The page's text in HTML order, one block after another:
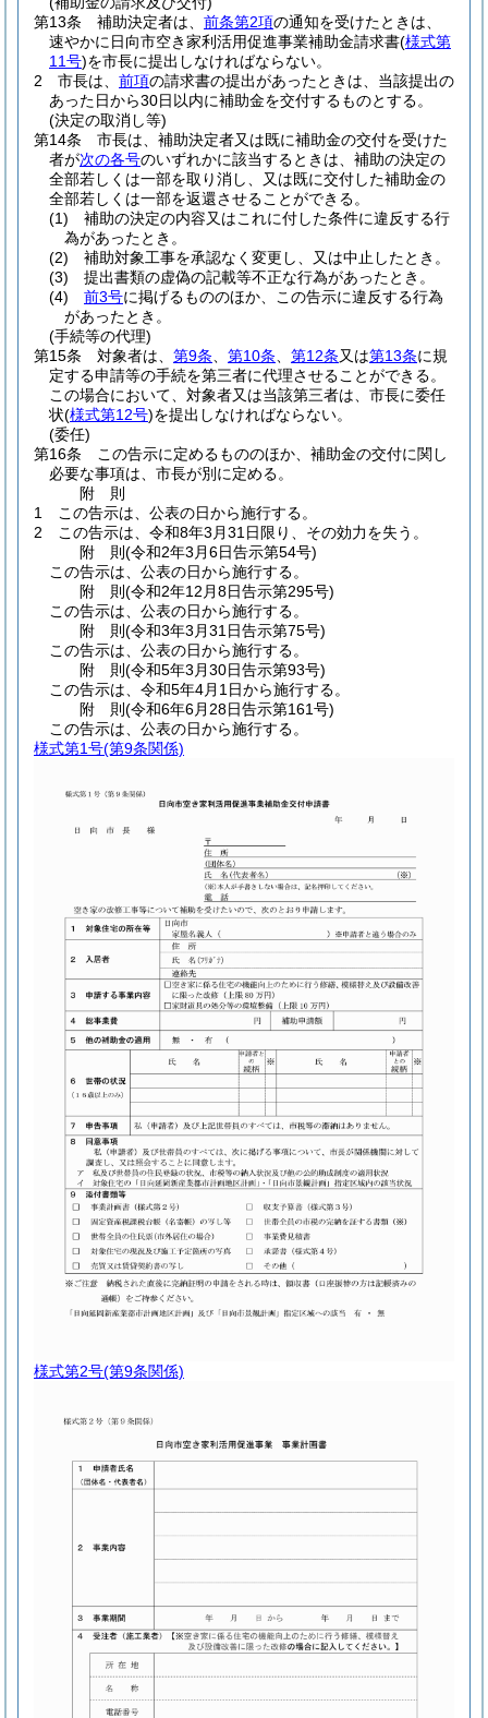
第13条
補助決定者は、 前条第2項の通知を受けたときは、
速やかに日向市空き家利活用促進事業補助金請求書(様式第
11号)を市長に提出しなければならない。
2
市長は、 前項の請求書の提出があったときは、当該提出の
あった日から30日以内に補助金を交付するものとする。
(決定の取消し等)
第14条
市長は、補助決定者又は既に補助金の交付を受けた
者が次の各号のいずれかに該当するときは、補助の決定の
全部若しくは一部を取り消し、又は既に交付した補助金の
全部若しくは一部を返還させることができる。
(1)
補助の決定の内容又はこれに付した条件に違反する行
為があったとき。
(2)
補助対象工事を承認なく変更し、又は中止したとき。
(3)
提出書類の虚偽の記載等不正な行為があったとき。
(4)
前3号に掲げるもののほか、この告示に違反する行為
があったとき。
(手続等の代理)
第15条
対象者は、 第9条 第10条 第12条又は第13条に規
定する申請等の手続を第三者に代理させることができる。
この場合において、対象者又は当該第三者は、市長に委任
状(様式第12号)を提出しなければならない。
(委任)
第16条
この告示に定めるもののほか、補助金の交付に関し
必要な事項は、市長が別に定める。
附 則
1
この告示は、公表の日から施行する。
2
この告示は、令和8年3月31日限り、その効力を失う。
附 則(令和2年3月6日告示第54号)
この告示は、公表の日から施行する。
附 則(令和2年12月8日告示第295号)
この告示は、公表の日から施行する。
附 則(令和3年3月31日告示第75号)
この告示は、公表の日から施行する。
附 則(令和5年3月30日告示第93号)
この告示は、令和5年4月1日から施行する。
附 則(令和6年6月28日告示第161号)
この告示は、公表の日から施行する。
様式第1号(第9条関係)
様式第2号(第9条関係)